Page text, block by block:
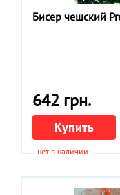
Бисер чешский
642 грн.
Купить
нет в наличии